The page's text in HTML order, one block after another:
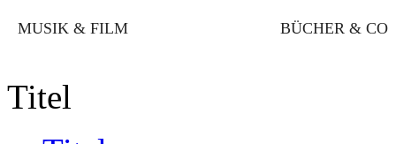
MUSIK & FILM
BÜCHER & CO
Titel